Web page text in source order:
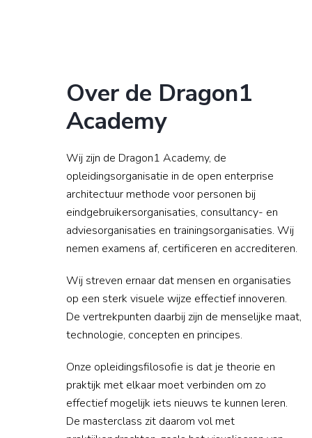
Over de Dragon1
Academy
Wij zijn de Dragon1 Academy, de
opleidingsorganisatie in de open enterprise
architectuur methode voor personen bij
eindgebruikersorganisaties, consultancy- en
adviesorganisaties en trainingsorganisaties. Wij
nemen examens af, certificeren en accrediteren.
Wij streven ernaar dat mensen en organisaties
op een sterk visuele wijze effectief innoveren.
De vertrekpunten daarbij zijn de menselijke maat,
technologie, concepten en principes.
Onze opleidingsfilosofie is dat je theorie en
praktijk met elkaar moet verbinden om zo
effectief mogelijk iets nieuws te kunnen leren.
De masterclass zit daarom vol met